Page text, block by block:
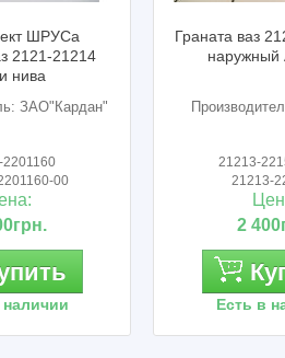
Граната ваз 2121 нива шрус
наружный АвтоВАЗ
Производитель: АвтоВАЗ
21213-2215012-86
Купить
Есть в наличии